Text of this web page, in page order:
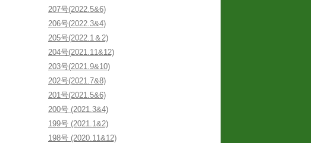
207号(2022.5&6)
206号(2022.3&4)
205号(2022.1＆2)
204号(2021.11&12)
203号(2021.9&10)
202号(2021.7&8)
201号(2021.5&6)
200号 (2021.3&4)
199号 (2021.1&2)
198号 (2020.11&12)